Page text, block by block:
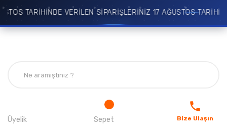
TARİHİNDE VERİLEN SİPARİŞLERİNİZ 17 AĞUSTOS
Üyelik Sepet Bize Ulaşın